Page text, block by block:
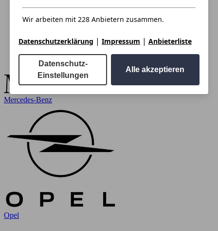
Mercedes-Benz
Opel
Wir arbeiten mit 228 Anbietern zusammen.
Datenschutzerklärung | Impressum | Anbieterliste
Datenschutz-
Einstellungen
Alle akzeptieren